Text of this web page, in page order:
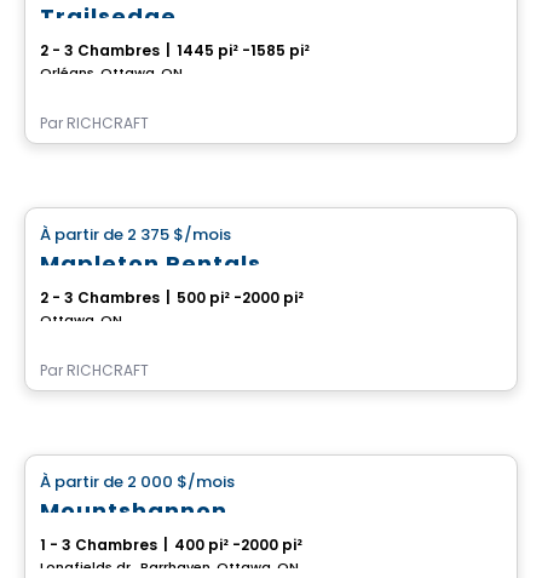
Trailsedge
2 - 3 Chambres 1445 pi² -1585 pi²
Orléans, Ottawa, ON
Par RICHCRAFT
À partir de 2 375 $/mois
Mapleton Rentals
2 - 3 Chambres 500 pi² -2000 pi²
Ottawa, ON
Par RICHCRAFT
À partir de 2 000 $/mois
Mountshannon
1 - 3 Chambres 400 pi² -2000 pi²
Longfields dr., Barrhaven, Ottawa, ON